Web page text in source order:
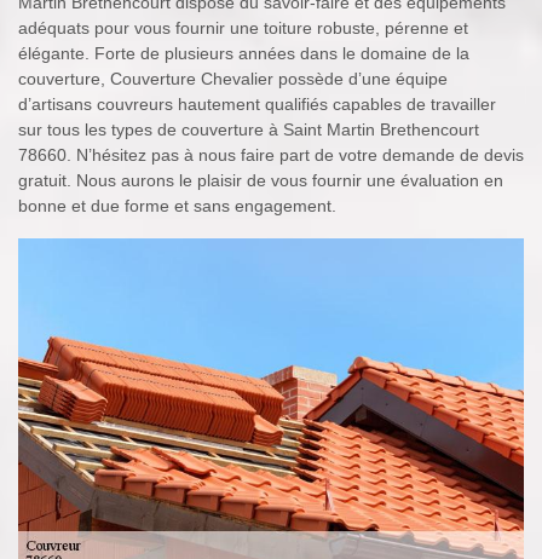
adéquats pour vous fournir une toiture robuste, pérenne et
élégante. Forte de plusieurs années dans le domaine de la
couverture, Couverture Chevalier possède d’une équipe
d’artisans couvreurs hautement qualifiés capables de travailler
sur tous les types de couverture à Saint Martin Brethencourt
78660. N’hésitez pas à nous faire part de votre demande de devis
gratuit. Nous aurons le plaisir de vous fournir une évaluation en
bonne et due forme et sans engagement.